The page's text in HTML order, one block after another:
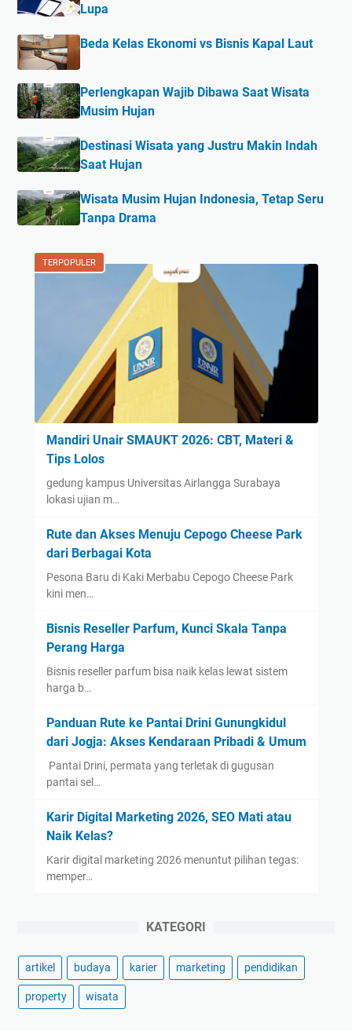
Lupa
Beda Kelas Ekonomi vs Bisnis Kapal Laut
Perlengkapan Wajib Dibawa Saat Wisata
Musim Hujan
Destinasi Wisata yang Justru Makin Indah
Saat Hujan
Wisata Musim Hujan Indonesia, Tetap Seru
Tanpa Drama
TERPOPULER
Mandiri Unair SMAUKT 2026: CBT, Materi &
Tips Lolos
gedung kampus Universitas Airlangga Surabaya
lokasi ujian m…
Rute dan Akses Menuju Cepogo Cheese Park
dari Berbagai Kota
Pesona Baru di Kaki Merbabu Cepogo Cheese Park
kini men…
Bisnis Reseller Parfum, Kunci Skala Tanpa
Perang Harga
Bisnis reseller parfum bisa naik kelas lewat sistem
harga b…
Panduan Rute ke Pantai Drini Gunungkidul
dari Jogja: Akses Kendaraan Pribadi & Umum
​ Pantai Drini, permata yang terletak di gugusan
pantai sel…
Karir Digital Marketing 2026, SEO Mati atau
Naik Kelas?
Karir digital marketing 2026 menuntut pilihan tegas:
memper…
KATEGORI
artikel budaya karier marketing pendidikan
property wisata